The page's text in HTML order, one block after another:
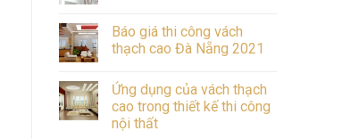
Báo giá thi công vách
thạch cao Đà Nẵng 2021
Ứng dụng của vách thạch
cao trong thiết kế thi công
nội thất